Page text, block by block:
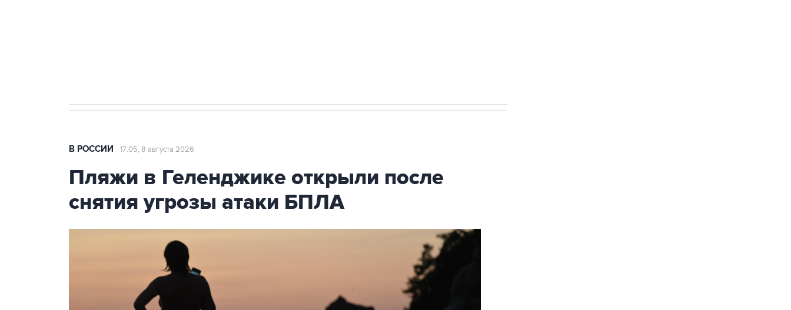
В РОССИИ 17:05, 8 августа 2026
Пляжи в Геленджике открыли после
снятия угрозы атаки БПЛА